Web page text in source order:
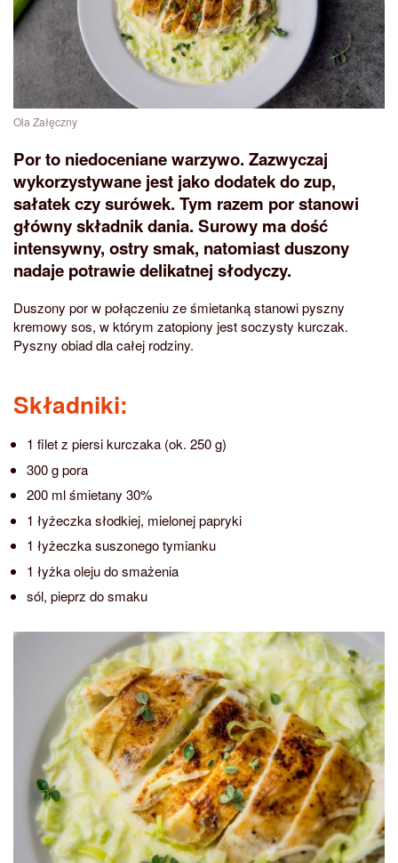
Ola Załęczny
Por to niedoceniane warzywo. Zazwyczaj
wykorzystywane jest jako dodatek do zup,
sałatek czy surówek. Tym razem por stanowi
główny składnik dania. Surowy ma dość
intensywny, ostry smak, natomiast duszony
nadaje potrawie delikatnej słodyczy.
Duszony por w połączeniu ze śmietanką stanowi pyszny
kremowy sos, w którym zatopiony jest soczysty kurczak.
Pyszny obiad dla całej rodziny.
Składniki:
1 filet z piersi kurczaka (ok. 250 g)
300 g pora
200 ml śmietany 30%
1 łyżeczka słodkiej, mielonej papryki
1 łyżeczka suszonego tymianku
1 łyżka oleju do smażenia
sól, pieprz do smaku